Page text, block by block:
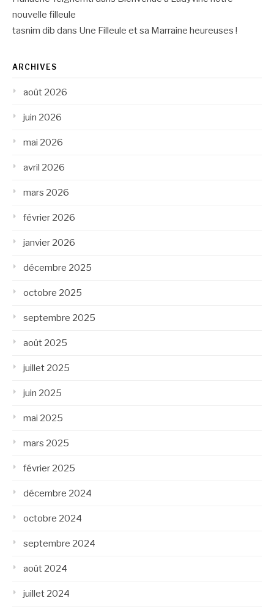
nouvelle filleule
tasnim dib dans Une Filleule et sa Marraine heureuses !
ARCHIVES
août 2026
juin 2026
mai 2026
avril 2026
mars 2026
février 2026
janvier 2026
décembre 2025
octobre 2025
septembre 2025
août 2025
juillet 2025
juin 2025
mai 2025
mars 2025
février 2025
décembre 2024
octobre 2024
septembre 2024
août 2024
juillet 2024